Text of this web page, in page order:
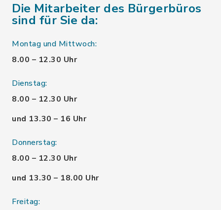
Die Mitarbeiter des Bürgerbüros
sind für Sie da:
Montag und Mittwoch:
8.00 – 12.30 Uhr
Dienstag:
8.00 – 12.30 Uhr
und 13.30 – 16 Uhr
Donnerstag:
8.00 – 12.30 Uhr
und 13.30 – 18.00 Uhr
Freitag: